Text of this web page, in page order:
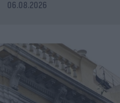
06.08.2026